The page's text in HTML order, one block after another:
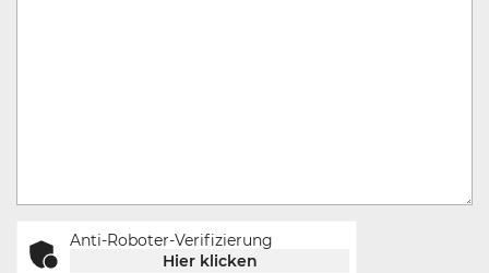
Anti-Roboter-Verifizierung
Hier klicken